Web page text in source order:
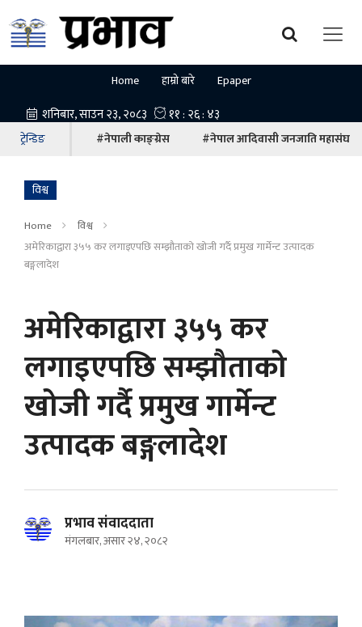
Home हाम्रो बारे Epaper
ट्रेन्डिङ #नेपाली काङ्ग्रेस #नेपाल आदिवासी जनजाति महासंघ
विश्व
Home
विश्व
अमेरिकाद्वारा ३५५ कर लगाइएपछि सम्झौताको खोजी गर्दै प्रमुख गार्मेन्ट उत्पादक
बङ्गलादेश
अमेरिकाद्वारा ३५५ कर
लगाइएपछि सम्झौताको
खोजी गर्दै प्रमुख गार्मेन्ट
उत्पादक बङ्गलादेश
प्रभाव संवाददाता
मंगलबार, असार २४, २०८२